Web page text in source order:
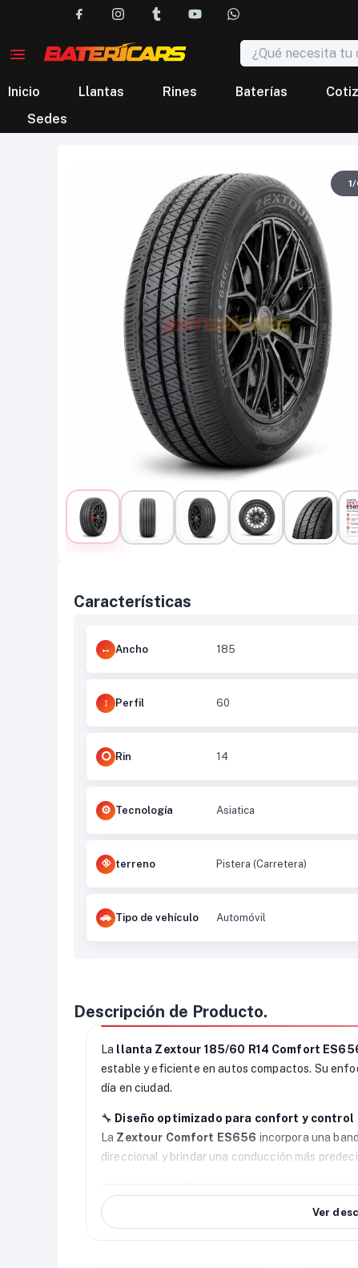
Inicio Llantas Rines Baterías
Sedes
1/
Características
Ancho 185
Perfil 60
Rin 14
Tecnología Asiatica
terreno Pistera (Carretera)
Tipo de vehículo Automóvil
Descripción de Producto.
La llanta Zextour 185/60 R14 Comfort
estable y eficiente en autos compactos. Su
día en ciudad.
🔧 Diseño optimizado para confort y control
La Zextour Comfort ES656 incorpora una
direccional y brindar una conducción más
Gracias a su compuesto optimizado, estallanta
en superficies secas y mojadas, aumentando la
Ver